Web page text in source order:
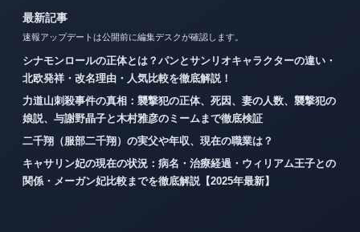
最新記事
速報アップデートは公開前に編集デスクが確認します。
シナモンロールの正体とは？パンとサンリオキャラクターの違い・
北欧発祥・改名理由・人気比較を徹底解説！
力道山刺殺事件の真相：襲撃犯の正体、死因、妻の人数、襲撃犯の
娘説、与謝野晶子と木村雅彦のミームまで徹底検証
二千翔（服部二千翔）の実父や年収、現在の職業は？
キャサリン妃の現在の状況：病名・治療経過・ウィリアム王子との
関係・メーガン妃比較までを徹底解説【2025年最新】